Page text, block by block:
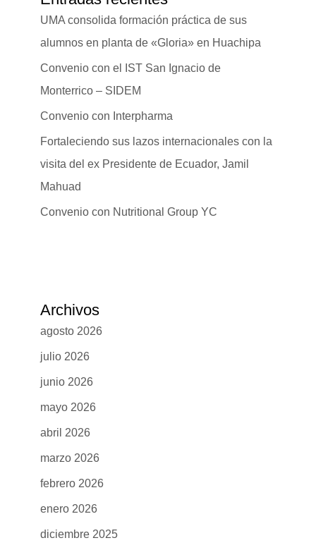
UMA consolida formación práctica de sus
alumnos en planta de «Gloria» en Huachipa
Convenio con el IST San Ignacio de
Monterrico – SIDEM
Convenio con Interpharma
Fortaleciendo sus lazos internacionales con la
visita del ex Presidente de Ecuador, Jamil
Mahuad
Convenio con Nutritional Group YC
Archivos
agosto 2026
julio 2026
junio 2026
mayo 2026
abril 2026
marzo 2026
febrero 2026
enero 2026
diciembre 2025